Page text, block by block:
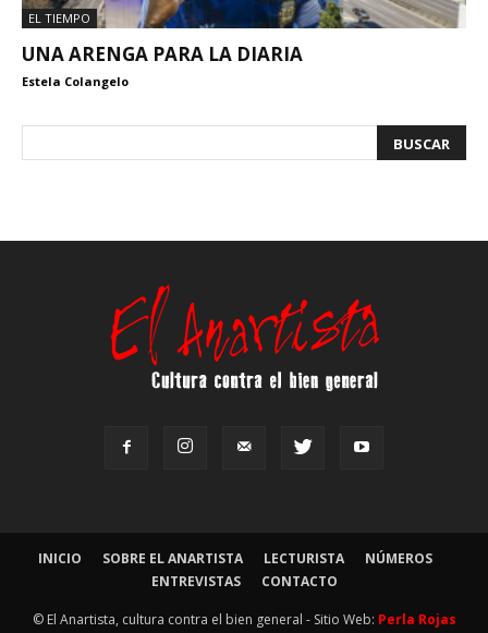
EL TIEMPO
UNA ARENGA PARA LA DIARIA
Estela Colangelo
INICIO SOBRE EL ANARTISTA LECTURISTA
NÚMEROS
ENTREVISTAS
CONTACTO
© El Anartista, cultura contra el bien general - Sitio Web: Perla Rojas